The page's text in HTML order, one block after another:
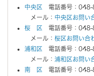
中央区 電話番号：
メール： 中央区お問い
桜 区 電話番号：
メール： 桜区お問い合
浦和区 電話番号：
メール： 浦和区お問い
南 区 電話番号：